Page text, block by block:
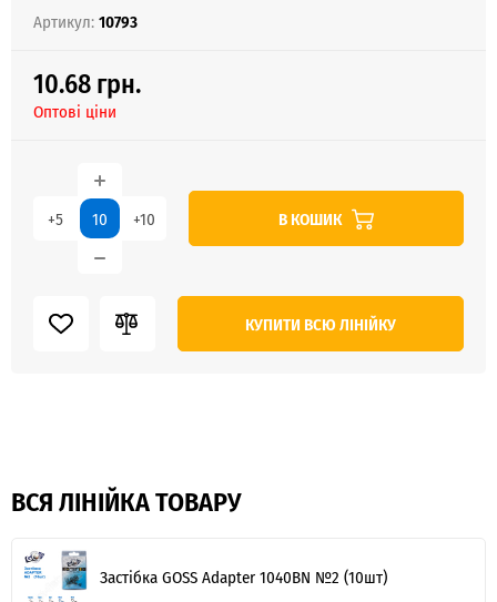
Артикул:10793
10.68 грн.
Оптові ціни
+5 +10 В КОШИК
КУПИТИ ВСЮ ЛІНІЙКУ
ВСЯ ЛІНІЙКА ТОВАРУ
Застібка GOSS Adapter 1040BN №2 (10шт)